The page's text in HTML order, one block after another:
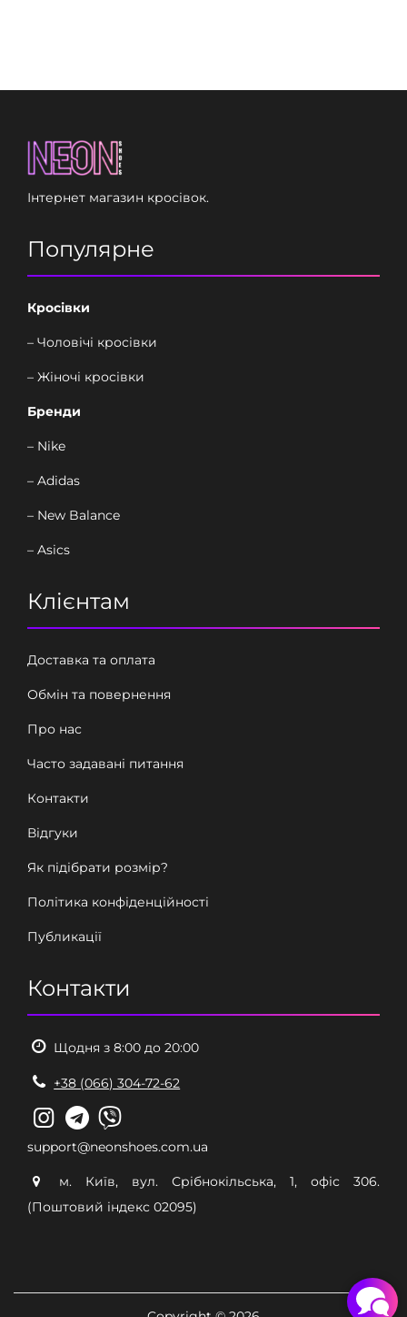
Інтернет магазин кросівок.
Популярне
Кросівки
– Чоловічі кросівки
– Жіночі кросівки
Бренди
– Nike
– Adidas
– New Balance
– Asics
Клієнтам
Доставка та оплата
Обмін та повернення
Про нас
Часто задавані питання
Контакти
Відгуки
Як підібрати розмір?
Політика конфіденційності
Публикації
Контакти
Щодня з 8:00 до 20:00
+38 (066) 304-72-62
support@neonshoes.com.ua
м. Київ, вул. Срібнокільська, 1, офіс 306.
(Поштовий індекс 02095)